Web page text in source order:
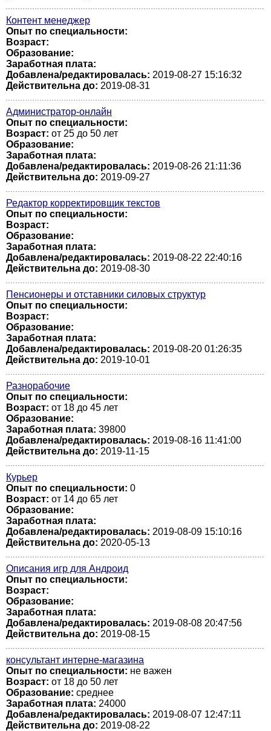
Контент менеджер
Опыт по специальности:
Возраст:
Образование:
Заработная плата:
Добавлена/редактировалась: 2019-08-27 15:16:32
Действительна до: 2019-08-31
Администратор-онлайн
Опыт по специальности:
Возраст: от 25 до 50 лет
Образование:
Заработная плата:
Добавлена/редактировалась: 2019-08-26 21:11:36
Действительна до: 2019-09-27
Редактор корректировщик текстов
Опыт по специальности:
Возраст:
Образование:
Заработная плата:
Добавлена/редактировалась: 2019-08-22 22:40:16
Действительна до: 2019-08-30
Пенсионеры и отставники силовых структур
Опыт по специальности:
Возраст:
Образование:
Заработная плата:
Добавлена/редактировалась: 2019-08-20 01:26:35
Действительна до: 2019-10-01
Разнорабочие
Опыт по специальности:
Возраст: от 18 до 45 лет
Образование:
Заработная плата: 39800
Добавлена/редактировалась: 2019-08-16 11:41:00
Действительна до: 2019-11-15
Курьер
Опыт по специальности: 0
Возраст: от 14 до 65 лет
Образование:
Заработная плата:
Добавлена/редактировалась: 2019-08-09 15:10:16
Действительна до: 2020-05-13
Описания игр для Андроид
Опыт по специальности:
Возраст:
Образование:
Заработная плата:
Добавлена/редактировалась: 2019-08-08 20:47:56
Действительна до: 2019-08-15
консультант интерне-магазина
Опыт по специальности: не важен
Возраст: от 18 до 50 лет
Образование: среднее
Заработная плата: 24000
Добавлена/редактировалась: 2019-08-07 12:47:11
Действительна до: 2019-08-22